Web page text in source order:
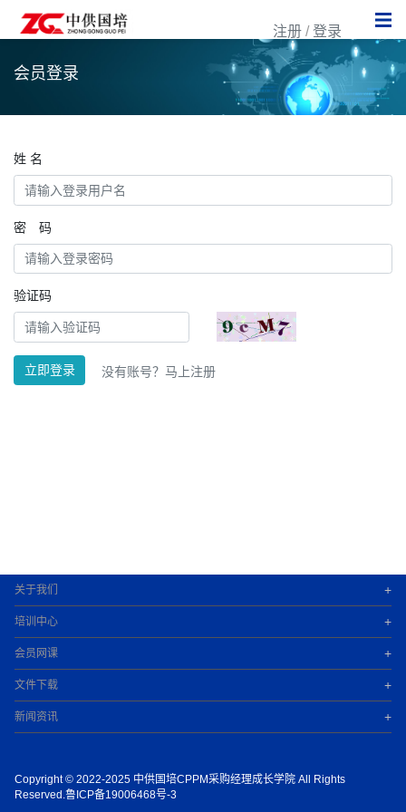
注册 /登录
会员登录
姓 名
密 码
验证码
立即登录 没有账号？ 马上注册
关于我们 +
培训中心 +
会员网课 +
文件下载 +
新闻资讯 +
Copyright © 2022-2025 中供国培CPPM采购经理成长学院 All Rights
Reserved.鲁ICP备19006468号-3